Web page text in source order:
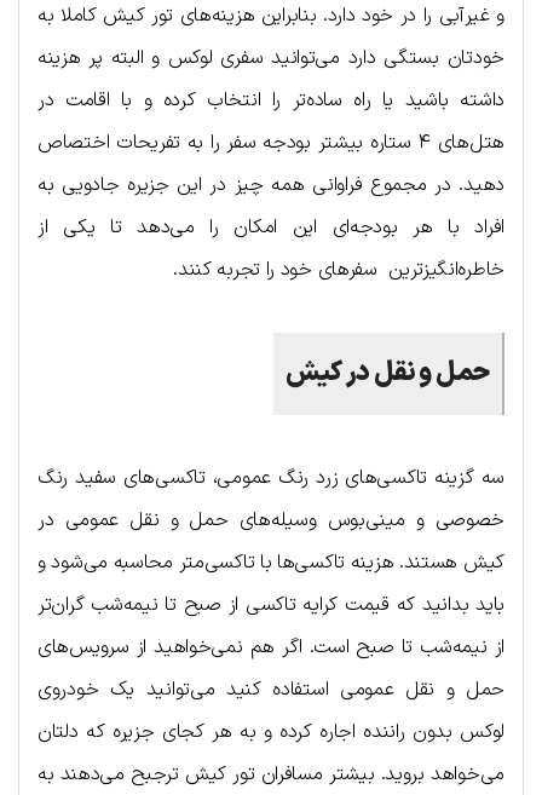
و غیرآبی را در خود دارد. بنابراین هزینه‌های تور کیش کاملا به
خودتان بستگی دارد می‌‌توانید سفری لوکس و البته پر هزینه
داشته باشید یا راه ساده‌تر را انتخاب کرده و با اقامت در
هتل‌های ۴ ستاره بیشتر بودجه سفر را به تفریحات اختصاص
دهید. در مجموع فراوانی همه چیز در این جزیره جادویی به
افراد با هر بودجه‌ای این امکان را می‌دهد تا یکی از
خاطره‌انگیزترین سفرهای خود را تجربه کنند.
حمل و نقل در کیش
سه گزینه تاکسی‌های زرد رنگ عمومی، تاکسی‌های سفید رنگ
خصوصی و مینی‌بوس وسیله‌‎های حمل و نقل عمومی در
کیش هستند. هزینه تاکسی‌ها با تاکسی‌متر محاسبه می‌شود و
باید بدانید که قیمت کرایه تاکسی از صبح تا نیمه‌شب گران‌تر
از نیمه‌شب تا صبح است. اگر هم نمی‌خواهید از سرویس‌های
حمل و نقل عمومی استفاده کنید می‌توانید یک خودروی
لوکس بدون راننده اجاره کرده و به هر کجای جزیره که دلتان
می‌خواهد بروید. بیشتر مسافران تور کیش ترجبح می‌دهند به